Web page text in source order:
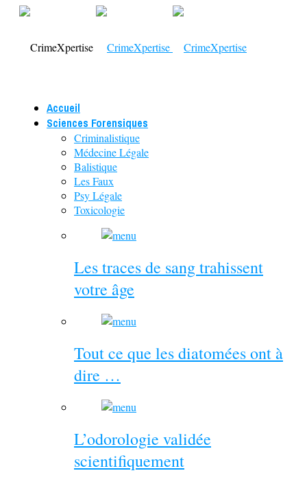
Accueil
Sciences Forensiques
Criminalistique
Médecine Légale
Balistique
Les Faux
Psy Légale
Toxicologie
Les traces de sang trahissent
votre âge
Tout ce que les diatomées ont à
dire …
L’odorologie validée
scientifiquement